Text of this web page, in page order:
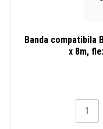
Banda compatibila
x 8m,